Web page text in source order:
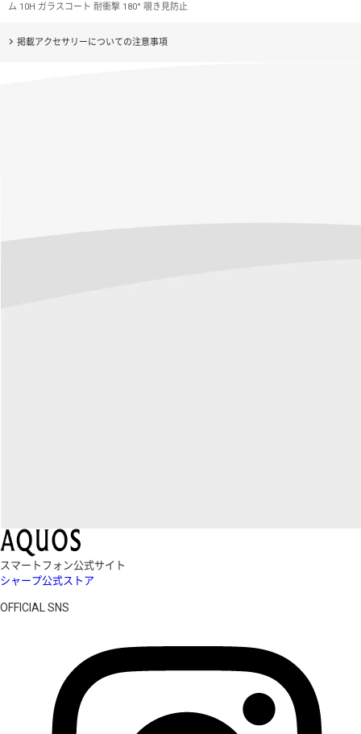
ム 10H ガラスコート 耐衝撃 180° 覗き見防止
掲載アクセサリーについての注意事項
スマートフォン公式サイト
シャープ公式ストア
OFFICIAL SNS